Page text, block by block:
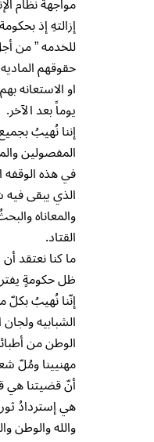
إزالتهِ إذ
للخدمه ” من
حقوقهم
او الاستعانه
يوماً بعد الآخر.
إننا نُهيبُ
المفصولين
في هذه الوقفه
الذي يبقى
والمعاناه
القتاد.
ما كنا نعتقد
ظل حكومةٍ
إنّنا نُهيبُ بكلّ
الشبابيه
الوطن من
مهنيينا ومُلّ
أنّ قضيتنا هي
هي إستردادُ
والله والوطن